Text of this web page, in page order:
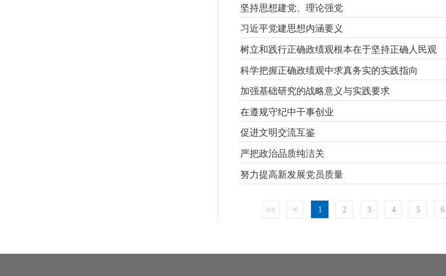
坚持思想建党、理论强党
习近平党建思想内涵要义
树立和践行正确政绩观根本在于坚持正确人民观
科学把握正确政绩观中求真务实的实践指向
加强基础研究的战略意义与实践要求
在遵规守纪中干事创业
促进文明交流互鉴
严把政治品质纯洁关
努力提高新发展党员质量
<< < 1 2 3 4 5 6